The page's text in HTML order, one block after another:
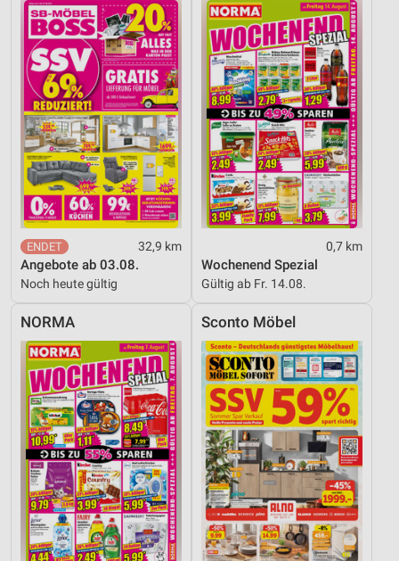
32,9 km
Angebote ab 03.08.
Noch heute gültig
0,7 km
Wochenend Spezial
Gültig ab Fr. 14.08.
NORMA Sconto Möbel